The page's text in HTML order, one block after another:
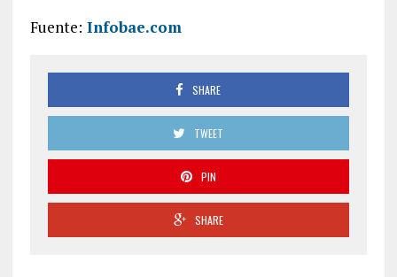
Fuente: Infobae.com
SHARE
TWEET
PIN
SHARE